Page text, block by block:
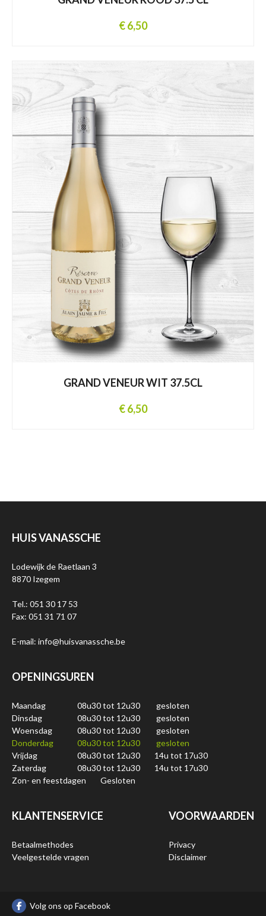
€ 6,50
GRAND VENEUR WIT 37.5CL
€ 6,50
HUIS VANASSCHE
Lodewijk de Raetlaan 3
8870 Izegem
Tel.: 051 30 17 53
Fax: 051 31 71 07
E-mail: info@huisvanassche.be
OPENINGSUREN
Maandag 08u30 tot 12u30
gesloten
Dinsdag
08u30 tot 12u30
gesloten
Woensdag
08u30 tot 12u30
gesloten
Donderdag
08u30 tot 12u30
gesloten
Vrijdag
08u30 tot 12u30
14u tot 17u30
Zaterdag
08u30 tot 12u30
14u tot 17u30
Zon- en feestdagen
Gesloten
KLANTENSERVICE
Betaalmethodes
Veelgestelde vragen
VOORWAARDEN
Privacy
Disclaimer
Volg ons op Facebook